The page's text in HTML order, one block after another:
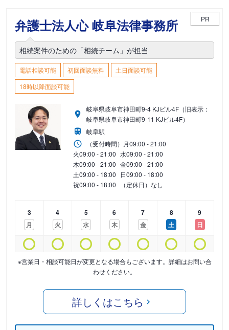
弁護士法人心 岐阜法律事務所 PR
相続案件のための「相続チーム」が担当
電話相談可能 初回面談無料
土日面談可能
18時以降面談可能
岐阜県岐阜市神田町9-4 KJビル4F（旧表示：
岐阜県岐阜市神田町9-11 KJビル4F）
岐阜駅
（受付時間） 月09:00 - 21:00
火09:00 - 21:00 水09:00 - 21:00
木09:00 - 21:00 金09:00 - 21:00
土09:00 - 18:00 日09:00 - 18:00
祝09:00 - 18:00 （定休日）なし
3
月
4
火
5
水
6
木
7
金
8
土
9
日
※営業日・相談可能日が変更となる場合もございます。詳細はお問い合
わせください。
詳しくはこちら